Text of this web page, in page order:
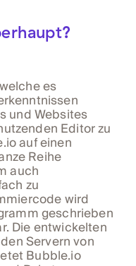
es
und Websites
Editor zu
auf einen
Reihe
auch
zu
wird
geschrieben
Die entwickelten
Servern von
Bubble.io